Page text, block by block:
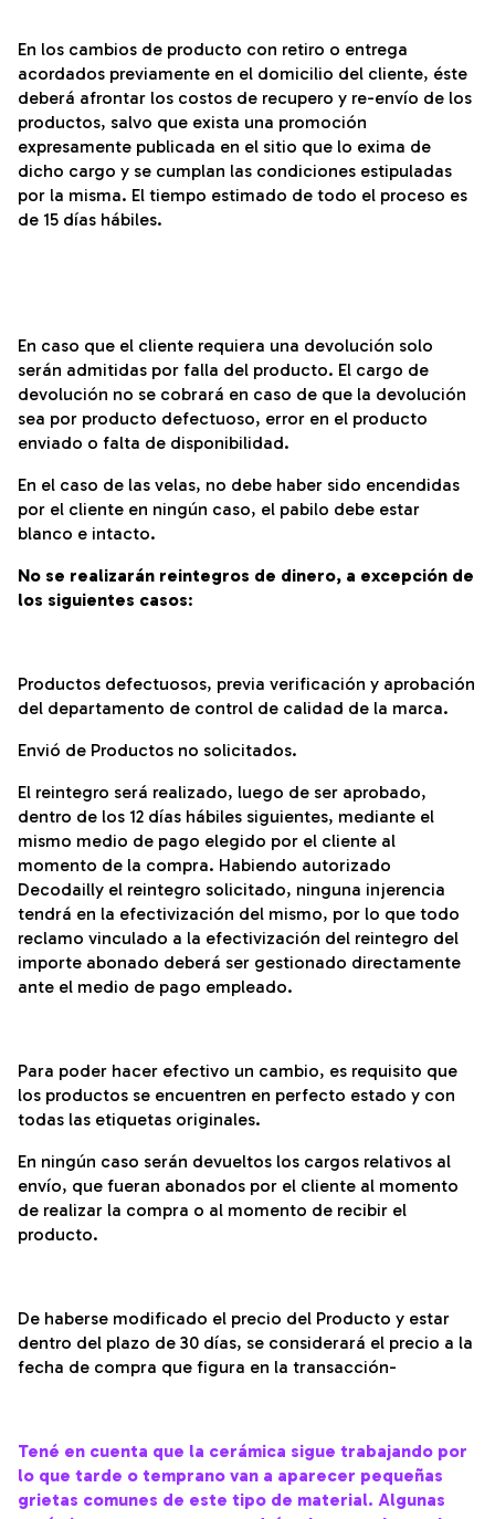
En los cambios de producto con retiro o entrega
acordados previamente en el domicilio del cliente, éste
deberá afrontar los costos de recupero y re-envío de los
productos, salvo que exista una promoción
expresamente publicada en el sitio que lo exima de
dicho cargo y se cumplan las condiciones estipuladas
por la misma. El tiempo estimado de todo el proceso es
de 15 días hábiles.
En caso que el cliente requiera una devolución solo
serán admitidas por falla del producto. El cargo de
devolución no se cobrará en caso de que la devolución
sea por producto defectuoso, error en el producto
enviado o falta de disponibilidad.
En el caso de las velas, no debe haber sido encendidas
por el cliente en ningún caso, el pabilo debe estar
blanco e intacto.
No se realizarán reintegros de dinero, a excepción de
los siguientes casos:
Productos defectuosos, previa verificación y aprobación
del departamento de control de calidad de la marca.
Envió de Productos no solicitados.
El reintegro será realizado, luego de ser aprobado,
dentro de los 12 días hábiles siguientes, mediante el
mismo medio de pago elegido por el cliente al
momento de la compra. Habiendo autorizado
Decodailly el reintegro solicitado, ninguna injerencia
tendrá en la efectivización del mismo, por lo que todo
reclamo vinculado a la efectivización del reintegro del
importe abonado deberá ser gestionado directamente
ante el medio de pago empleado.
Para poder hacer efectivo un cambio, es requisito que
los productos se encuentren en perfecto estado y con
todas las etiquetas originales.
En ningún caso serán devueltos los cargos relativos al
envío, que fueran abonados por el cliente al momento
de realizar la compra o al momento de recibir el
producto.
De haberse modificado el precio del Producto y estar
dentro del plazo de 30 días, se considerará el precio a la
fecha de compra que figura en la transacción-
Tené en cuenta que la cerámica sigue trabajando por
lo que tarde o temprano van a aparecer pequeñas
grietas comunes de este tipo de material. Algunas